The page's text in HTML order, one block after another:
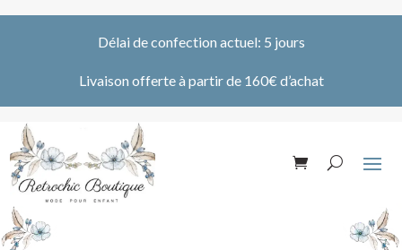
Délai de confection actuel: 5 jours
Livaison offerte à partir de 160€ d’achat